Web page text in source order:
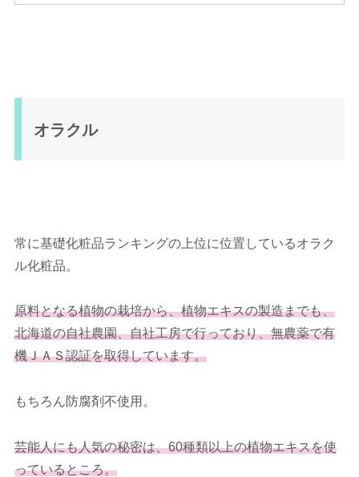
オラクル
常に基礎化粧品ランキングの上位に位置しているオラク
ル化粧品。
原料となる植物の栽培から、植物エキスの製造までも、
北海道の自社農園、自社工房で行っており、無農薬で有
機ＪＡＳ認証を取得しています。
もちろん防腐剤不使用。
芸能人にも人気の秘密は、60種類以上の植物エキスを使
っているところ。